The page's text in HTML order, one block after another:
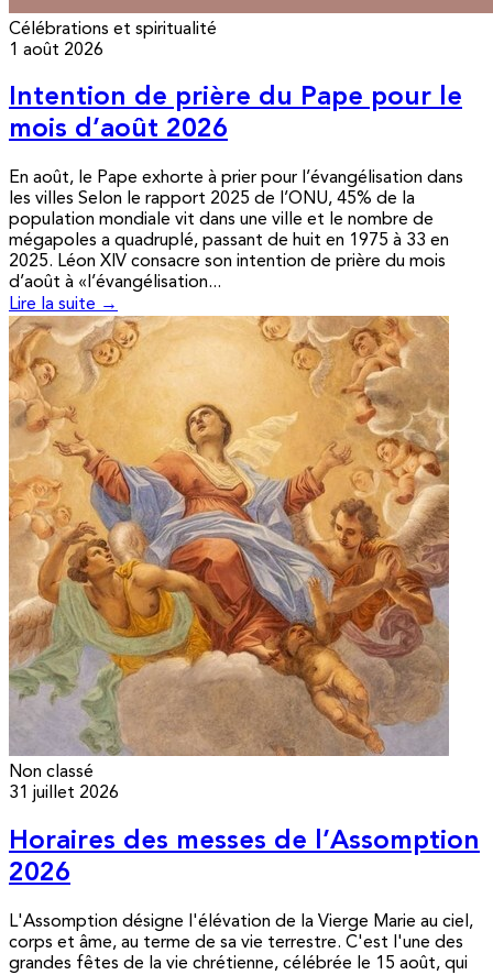
Célébrations et spiritualité
1 août 2026
Intention de prière du Pape pour le
mois d’août 2026
En août, le Pape exhorte à prier pour l’évangélisation dans
les villes Selon le rapport 2025 de l’ONU, 45% de la
population mondiale vit dans une ville et le nombre de
mégapoles a quadruplé, passant de huit en 1975 à 33 en
2025. Léon XIV consacre son intention de prière du mois
d’août à «l’évangélisation...
Lire la suite →
Non classé
31 juillet 2026
Horaires des messes de l’Assomption
2026
L'Assomption désigne l'élévation de la Vierge Marie au ciel,
corps et âme, au terme de sa vie terrestre. C'est l'une des
grandes fêtes de la vie chrétienne, célébrée le 15 août, qui